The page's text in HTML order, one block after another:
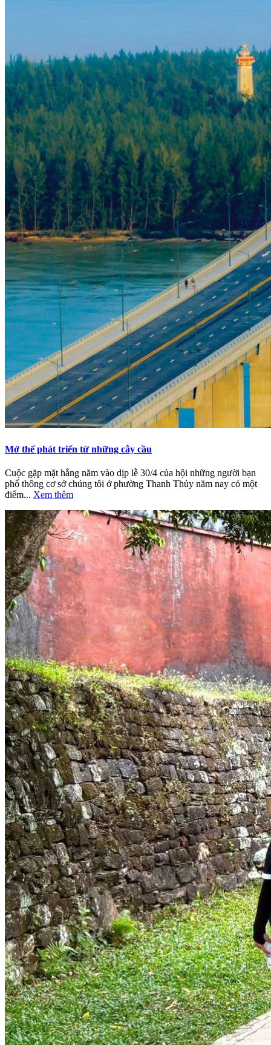
Mở thế phát triển từ những cây cầu
Cuộc gặp mặt hằng năm vào dịp lễ 30/4 của hội những người bạn
phổ thông cơ sở chúng tôi ở phường Thanh Thủy năm nay có một
điểm... Xem thêm